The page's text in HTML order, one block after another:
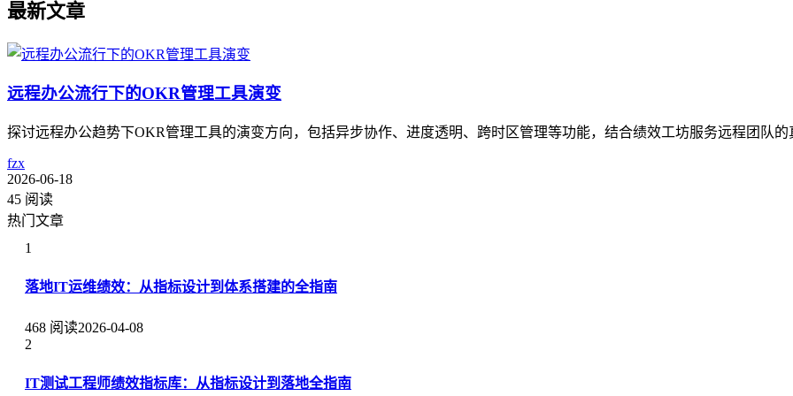
最新文章
远程办公流行下的OKR管理工具演变
探讨远程办公趋势下OKR管理工具的演变方向，包括异步协作、进度透明、跨时区管理等功能，结合绩效工坊服务远程团队的
fzx
2026-06-18
45 阅读
热门文章
1
落地IT运维绩效：从指标设计到体系搭建的全指南
468 阅读2026-04-08
2
IT测试工程师绩效指标库：从指标设计到落地全指南